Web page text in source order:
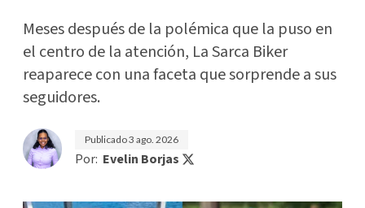
Meses después de la polémica que la puso en
el centro de la atención, La Sarca Biker
reaparece con una faceta que sorprende a sus
seguidores.
Publicado3 ago. 2026
Por: Evelin Borjas